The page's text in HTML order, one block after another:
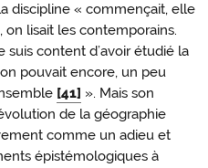
discipline « commençait, elle
on lisait les contemporains.
suis content d’avoir étudié la
pouvait encore, un peu
[41] ». Mais son
de la géographie
comme un adieu et
épistémologiques à